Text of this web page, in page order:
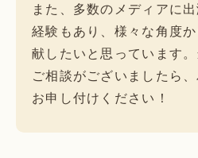
また、多数のメディアに
経験もあり、様々な角度
献したいと思っています
ご相談がございましたら
お申し付けください！